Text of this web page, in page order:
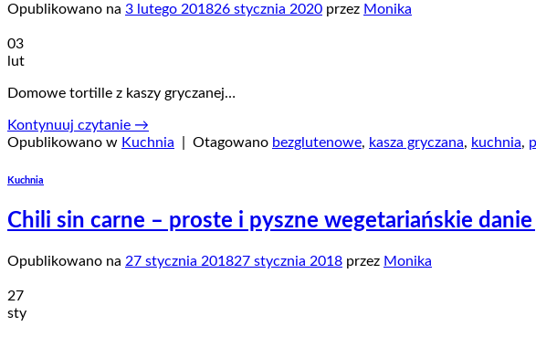
Opublikowano na 3 lutego 201826 stycznia 2020 przez Monika
03
lut
Domowe tortille z kaszy gryczanej…
Kontynuuj czytanie →
Opublikowano w Kuchnia Otagowano bezglutenowe, kasza gryczana, kuchnia,
Kuchnia
Chili sin carne – proste i pyszne wegetariańskie
Opublikowano na 27 stycznia 201827 stycznia 2018 przez Monika
27
sty